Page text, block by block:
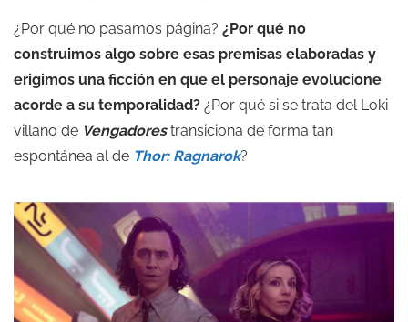
¿Por qué no pasamos página? ¿Por qué no
construimos algo sobre esas premisas elaboradas y
erigimos una ficción en que el personaje evolucione
acorde a su temporalidad? ¿Por qué si se trata del Loki
villano de Vengadores transiciona de forma tan
espontánea al de Thor: Ragnarok?